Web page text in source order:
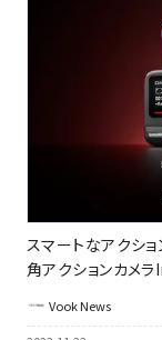
スマートなアクシ
角アクションカメ
Vook News